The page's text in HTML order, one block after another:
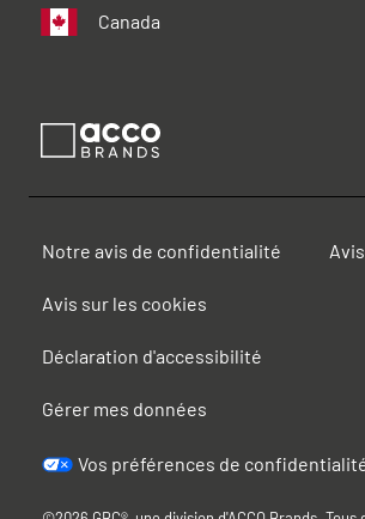
Canada
Notre avis de confidentialité
Avis sur les cookies
Déclaration d'accessibilité
Gérer mes données
Vos préférences de